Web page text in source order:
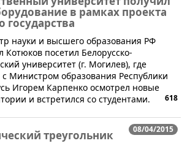
в рамках проекта
государства
науки и высшего образования РФ
Котюков посетил Белорусско-
университет (г. Могилев), где
с Министром образования Республики
Игорем Карпенко осмотрел новые
и встретился со студентами.
618
08/04/2015
треугольник